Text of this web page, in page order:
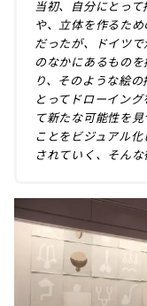
当初、自分にとっ
や、立体を作るた
だったが、ドイツ
のなかにあるもの
り、そのような絵
とってドローイン
て新たな可能性を
ことをビジュアル
されていく、そん